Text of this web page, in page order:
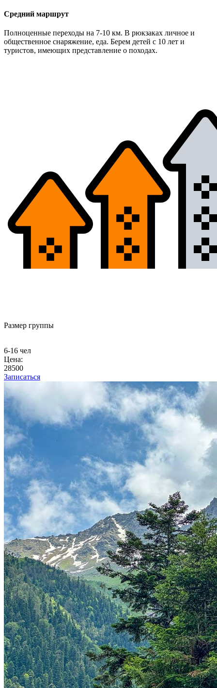
Средний маршрут
Полноценные переходы на 7-10 км. В рюкзаках личное и
общественное снаряжение, еда. Берем детей с 10 лет и
туристов, имеющих представление о походах.
Размер группы
6-16 чел
Цена:
28500
Записаться